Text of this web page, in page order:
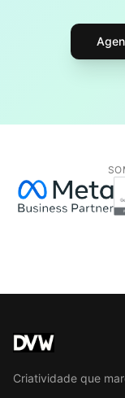
Criatividade que